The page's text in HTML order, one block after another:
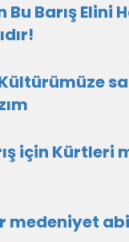
Bu Barış Elini
için Kürtleri
medeniyet